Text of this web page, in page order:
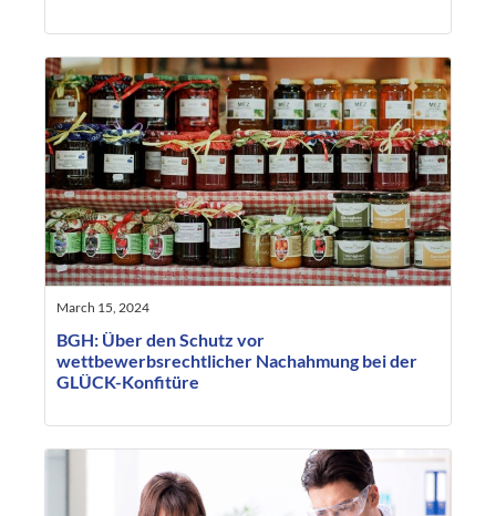
March 15, 2024
BGH: Über den Schutz vor
wettbewerbsrechtlicher Nachahmung bei der
GLÜCK-Konfitüre